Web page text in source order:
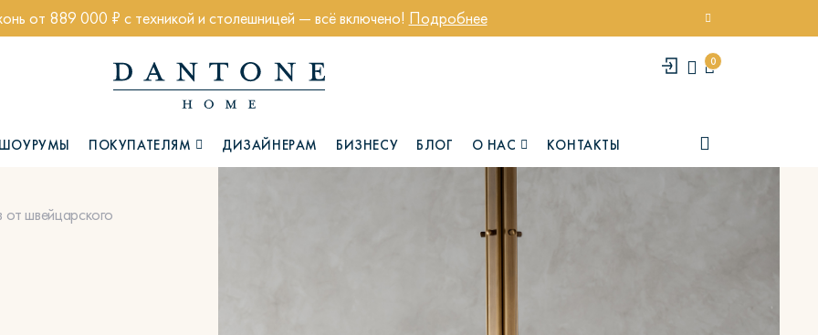
от 889 000 ₽ с техникой и столешницей — всё включено! Подробнее
0
ШОУРУМЫ ПОКУПАТЕЛЯМ ДИЗАЙНЕРАМ БИЗНЕСУ БЛОГ О НАС КОНТАКТЫ
от швейцарского